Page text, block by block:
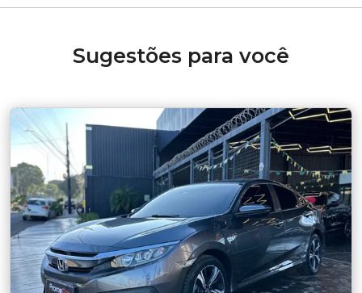
Sugestões para você